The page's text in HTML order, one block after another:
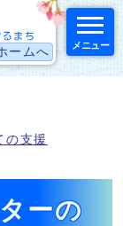
ームへ メニュー
の支援
ーの